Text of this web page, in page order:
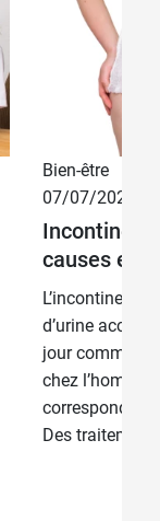
Bien-être
07/07/2026
causes et
d’urine
jour comme la
chez l’homme
correspond à
Des